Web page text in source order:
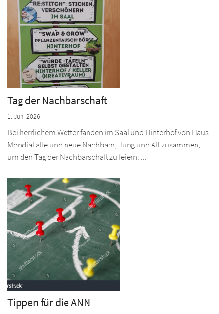
Tag der Nachbarschaft
1. Juni 2026
Bei herrlichem Wetter fanden im Saal und Hinterhof von Haus
Mondial alte und neue Nachbarn, Jung und Alt zusammen,
um den Tag der Nachbarschaft zu feiern. ...
Tippen für die ANN